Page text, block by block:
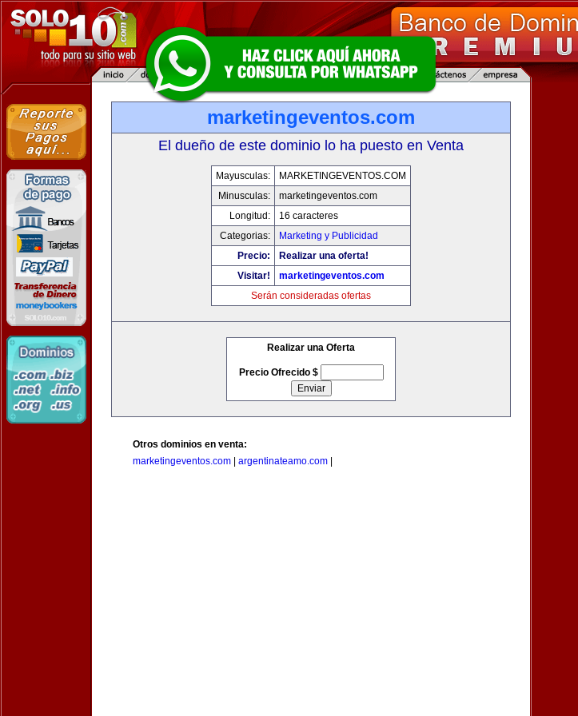
marketingeventos.com
El dueño de este dominio lo ha puesto en Venta
Mayusculas:
MARKETINGEVENTOS.COM
Minusculas:
marketingeventos.com
Longitud:
16 caracteres
Categorias:
Marketing y Publicidad
Precio:
Realizar una oferta!
Visitar!
marketingeventos.com
Serán consideradas ofertas
Realizar una Oferta
Precio Ofrecido $
Otros dominios en venta:
marketingeventos.com
argentinateamo.com